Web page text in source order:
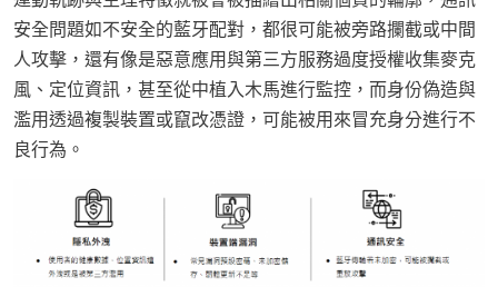
安全問題如不安全的藍牙配對，都很可能被旁路攔截或中間
人攻擊，還有像是惡意應用與第三方服務過度授權收集麥克
風、定位資訊，甚至從中植入木馬進行監控，而身份偽造與
濫用透過複製裝置或竄改憑證，可能被用來冒充身分進行不
良行為。